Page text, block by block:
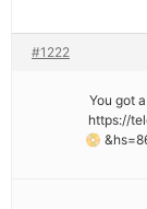
#1222
📀 You
https://